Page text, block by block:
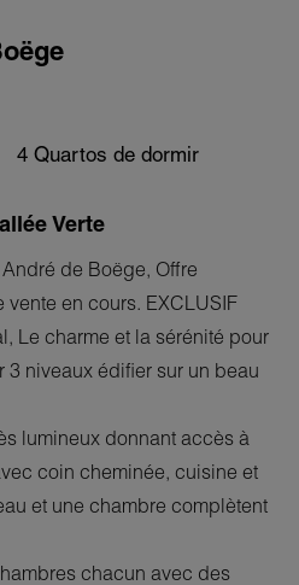
4 Quartos de dormir
Verte
de Boëge, Offre
en cours. EXCLUSIF
Le charme et la sérénité pour
niveaux édifier sur un beau
lumineux donnant accès à
coin cheminée, cuisine et
et une chambre complètent
chacun avec des